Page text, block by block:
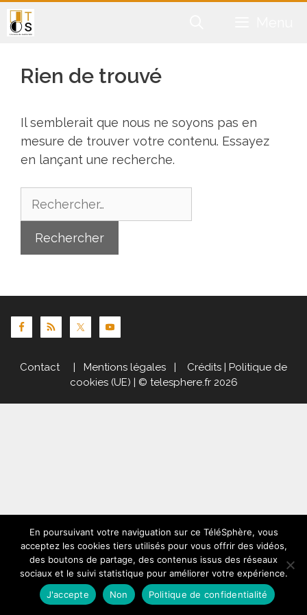
Aller
au
Rien de trouvé
Il semblerait que nous ne soyons pas en
mesure de trouver votre contenu. Essayez
en lançant une recherche.
Rechercher :
Contact| Mentions légales | Crédits | Politique de
cookies (UE) | © telesphere.fr 2026
En poursuivant votre naviguation sur ce TéléSphère, vous
acceptez les cookies tiers utilisés pour vous offrir des vidéos,
des boutons de partage, des contenus issus des réseaux
sociaux et le suivi statistique pour améliorer votre expérience.
J'accepte
Non Politique de confidentialité